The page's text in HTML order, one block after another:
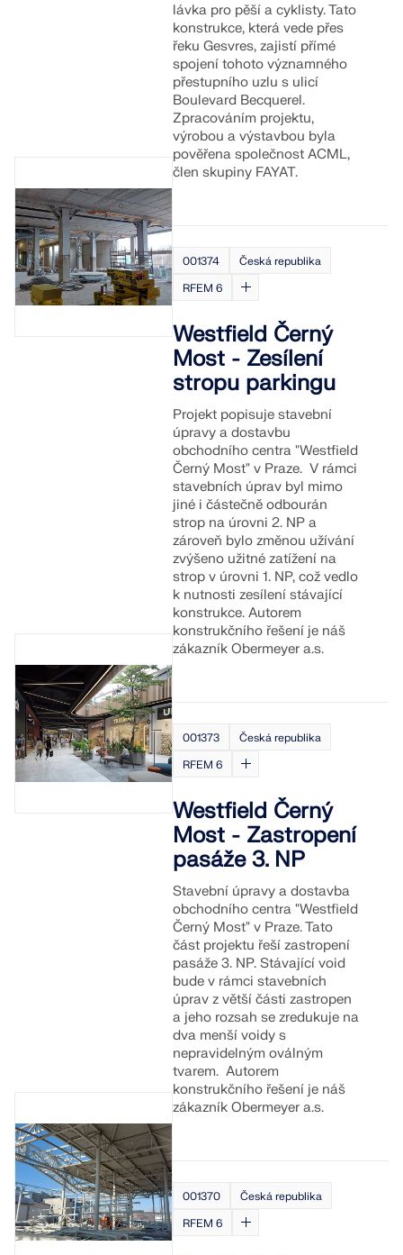
CFD software pro digitální větrné tunely
Více informací
Dlubal API
Vaše brána do parametrického modelování a
Objevte API
MKP pro ocelové spoje
Navrhujte a analyzujte ocelové spoje pomocí
CBFEM, v souladu s EN 1993‑1‑8 a AISC 360, plně
integrované v programu RFEM 6 pro rychlejší a
přesnější konstrukční pracovní postupy.
Nástroj Geo-zóny
Online služba Dlubal poskytuje mapy oblastí pro
rychlé stanovení sněhových zatížení, rychlostí větru
a seizmických údajů.
KONTROLOVAT ZATÍŽENÍ ZÓN
ZÍSKAT BEZPLATNOU LICENCI
SPOJTE SE S PODPOROU
PROHLÉDNĚTE SI AKTUÁLNÍ NABÍDKY PRÁCE
lávka pro pěší a cyklisty. Tato
konstrukce, která vede přes
řeku Gesvres, zajistí přímé
spojení tohoto významného
přestupního uzlu s ulicí
Boulevard Becquerel.
Zpracováním projektu,
výrobou a výstavbou byla
pověřena společnost ACML,
člen skupiny FAYAT.
001374
Česká republika
RFEM 6
Westfield Černý
Most - Zesílení
stropu parkingu
Projekt popisuje stavební
úpravy a dostavbu
obchodního centra "Westfield
Černý Most" v Praze. V rámci
stavebních úprav byl mimo
jiné i částečně odbourán
strop na úrovni 2. NP a
zároveň bylo změnou užívání
zvýšeno užitné zatížení na
strop v úrovni 1. NP, což vedlo
k nutnosti zesílení stávající
konstrukce. Autorem
konstrukčního řešení je náš
zákazník Obermeyer a.s.
001373
Česká republika
RFEM 6
Westfield Černý
Most - Zastropení
pasáže 3. NP
Stavební úpravy a dostavba
obchodního centra "Westfield
Černý Most" v Praze. Tato
část projektu řeší zastropení
pasáže 3. NP. Stávající void
bude v rámci stavebních
úprav z větší části zastropen
a jeho rozsah se zredukuje na
dva menší voidy s
nepravidelným oválným
tvarem. Autorem
konstrukčního řešení je náš
zákazník Obermeyer a.s.
001370
Česká republika
RFEM 6